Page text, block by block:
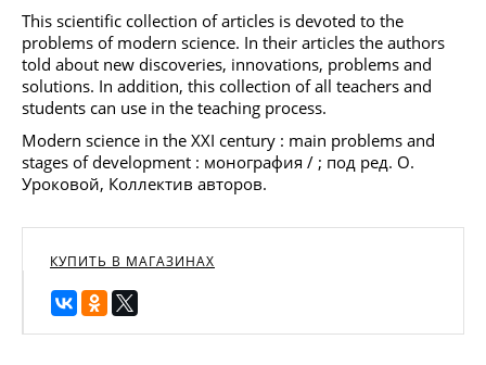
This scientific collection of articles is devoted to the
problems of modern science. In their articles the authors
told about new discoveries, innovations, problems and
solutions. In addition, this collection of all teachers and
students can use in the teaching process.
Modern science in the XXI century : main problems and
stages of development : монография / ; под ред. О.
Уроковой, Коллектив авторов.
КУПИТЬ В МАГАЗИНАХ